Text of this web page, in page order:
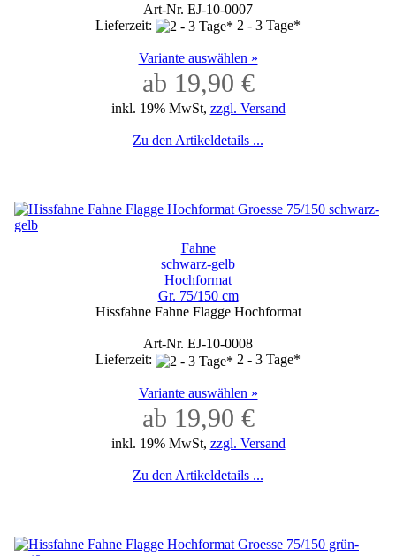
Art-Nr. EJ-10-0007
Lieferzeit:
2 - 3 Tage*
Variante auswählen »
ab 19,90 €
inkl. 19% MwSt, zzgl. Versand
Zu den Artikeldetails ...
Fahne
schwarz-gelb
Hochformat
Gr. 75/150 cm
Hissfahne Fahne Flagge Hochformat
Art-Nr. EJ-10-0008
Lieferzeit:
2 - 3 Tage*
Variante auswählen »
ab 19,90 €
inkl. 19% MwSt, zzgl. Versand
Zu den Artikeldetails ...